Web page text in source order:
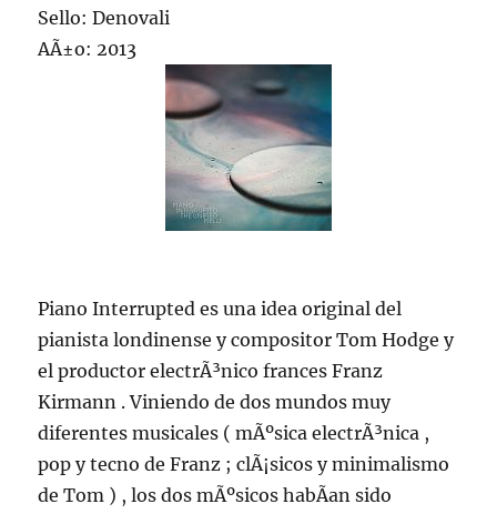
Sello: Denovali
AÃ±o: 2013
Piano Interrupted es una idea original del
pianista londinense y compositor Tom Hodge y
el productor electrÃ³nico frances Franz
Kirmann . Viniendo de dos mundos muy
diferentes musicales ( mÃºsica electrÃ³nica ,
pop y tecno de Franz ; clÃ¡sicos y minimalismo
de Tom ) , los dos mÃºsicos habÃ­an sido